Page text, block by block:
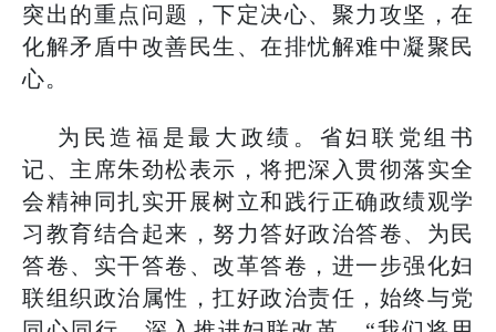
突出的重点问题，下定决心、聚力攻坚，在
化解矛盾中改善民生、在排忧解难中凝聚民
心。
为民造福是最大政绩。省妇联党组书
记、主席朱劲松表示，将把深入贯彻落实全
会精神同扎实开展树立和践行正确政绩观学
习教育结合起来，努力答好政治答卷、为民
答卷、实干答卷、改革答卷，进一步强化妇
联组织政治属性，扛好政治责任，始终与党